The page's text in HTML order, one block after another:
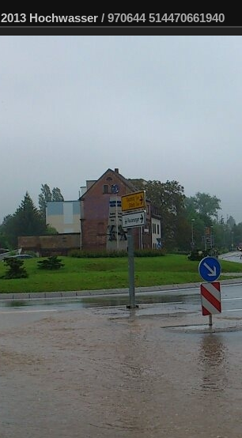
2013 Hochwasser / 970644 514470661940